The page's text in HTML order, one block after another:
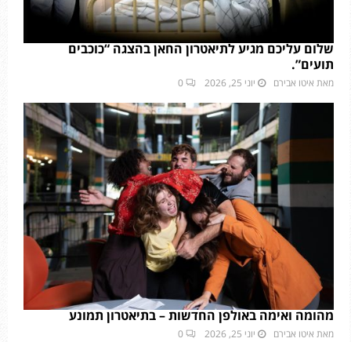
שלום עליכם מגיע לתיאטרון החאן בהצגה “כוכבים
תועים”.
מאת איטו אבירם יוני 25, 2026 0
מהומה ואימה באולפן החדשות – בתיאטרון תמונע
מאת איטו אבירם יוני 25, 2026 0